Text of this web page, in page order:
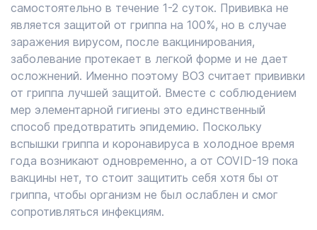
самостоятельно в течение 1-2 суток. Прививка не
является защитой от гриппа на 100%, но в случае
заражения вирусом, после вакцинирования,
заболевание протекает в легкой форме и не дает
осложнений. Именно поэтому ВОЗ считает прививки
от гриппа лучшей защитой. Вместе с соблюдением
мер элементарной гигиены это единственный
способ предотвратить эпидемию. Поскольку
вспышки гриппа и коронавируса в холодное время
года возникают одновременно, а от COVID-19 пока
вакцины нет, то стоит защитить себя хотя бы от
гриппа, чтобы организм не был ослаблен и смог
сопротивляться инфекциям.